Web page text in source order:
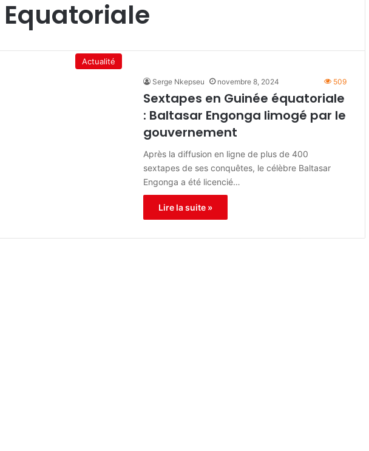
Actualité
Serge Nkepseu novembre 8, 2024 509
Sextapes en Guinée équatoriale
: Baltasar Engonga limogé par le
gouvernement
Après la diffusion en ligne de plus de 400
sextapes de ses conquêtes, le célèbre Baltasar
Engonga a été licencié…
Lire la suite »